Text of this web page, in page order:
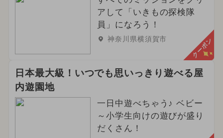
アして「いきもの探検隊
員」になろう！
神奈川県横須賀市 クーポン
日本最大級！いつでも思いっきり遊べる屋
内遊園地
一日中遊べちゃう♪ ベビー
～小学生向けの遊びが盛り
だくさん！